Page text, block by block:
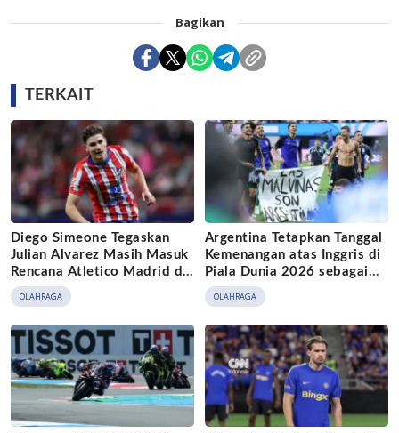
Bagikan
TERKAIT
Diego Simeone Tegaskan
Julian Alvarez Masih Masuk
Rencana Atletico Madrid di
Tengah Bidikan Barcelona
OLAHRAGA
Argentina Tetapkan Tanggal
Kemenangan atas Inggris di
Piala Dunia 2026 sebagai
Hari Sepak Bola Nasional
OLAHRAGA